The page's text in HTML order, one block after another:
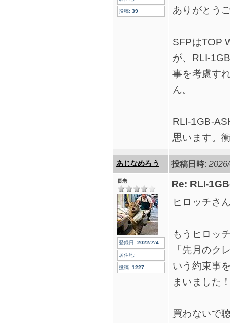
投稿: 39 ありがとう
SFPはTOP
が、RLI-
事を考慮す
ん。
RLI-1GB-
思います。
あじなめろう 投稿日時:
長老
登録日: 2022/7/4
居住地:
投稿: 1227
Re: RLI-
ヒロッチさ
もうヒロッ
「先月のク
いう約束事
まいました
買わないで